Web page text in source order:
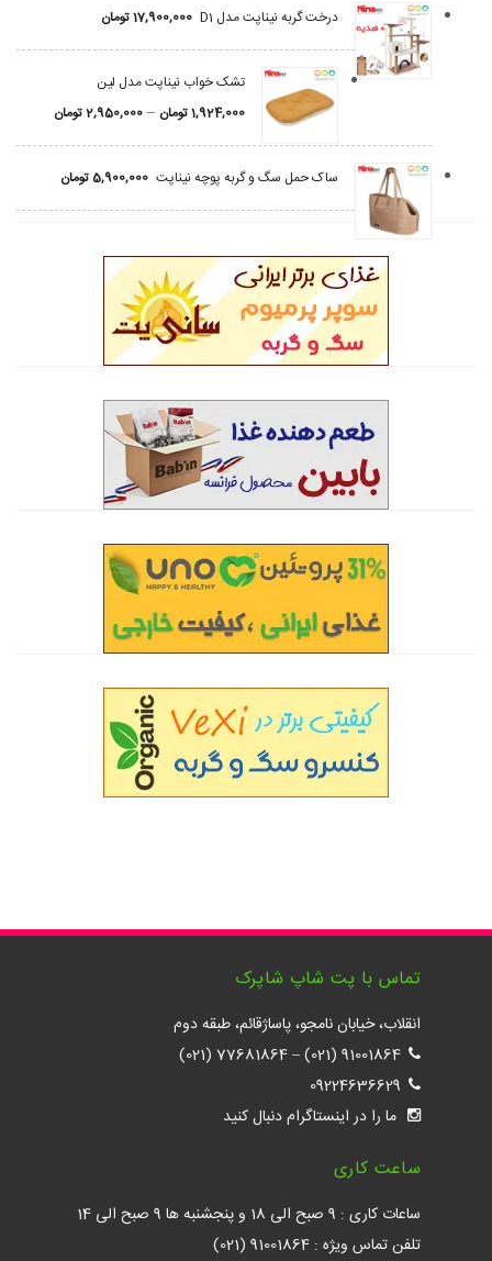
درخت گربه نیناپت مدل D1 17,900,000تومان
تشک خواب نیناپت مدل لین
1,924,000تومان –
2,950,000تومان
ساک حمل سگ و گربه پوچه نیناپت 5,900,000تومان
تماس با پت شاپ شاپرک
انقلاب، خیابان نامجو، پاساژقائم، طبقه دوم
91001864 (021)
–
77681864 (021)
09224636629
ما را در اینستاگرام دنبال کنید
ساعت کاری
ساعات کاری : 9 صبح الی 18 و پنجشنبه ها 9 صبح الی 14
تلفن تماس ویژه : 91001864 (021)